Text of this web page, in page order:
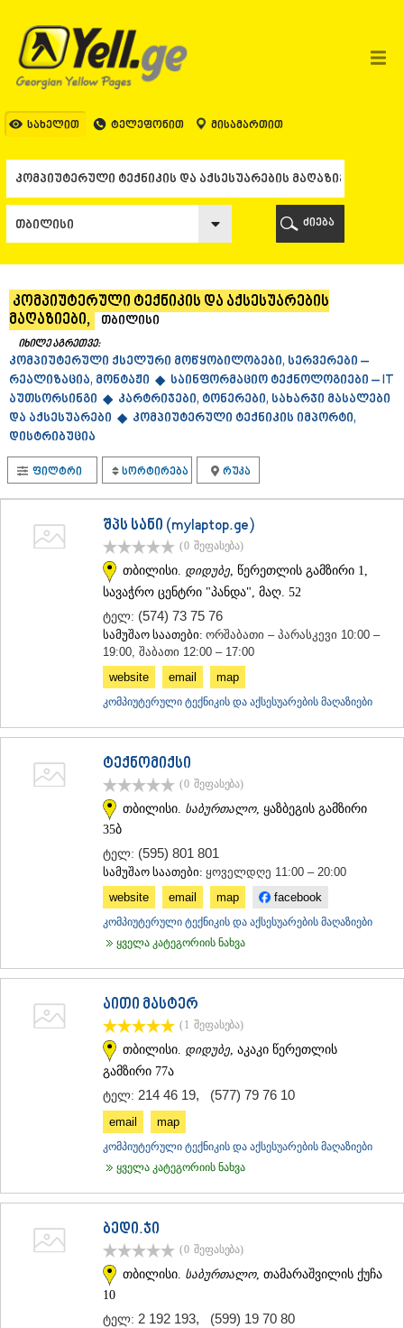
სახელით ტელეფონით მისამართით
ᲗᲑᲘᲚᲘᲡᲘ
ᲗᲑᲘᲚᲘᲡᲘ
ᲐᲤᲮᲐᲖᲔᲗᲘ
ᲒᲐᲚᲘ
ᲑᲐᲗᲣᲛᲘ
ᲥᲝᲑᲣᲚᲔᲗᲘ
ᲨᲣᲐᲮᲔᲕᲘ
ᲩᲐᲥᲕᲘ
ᲝᲖᲣᲠᲒᲔᲗᲘ
ᲩᲝᲮᲐᲢᲐᲣᲠᲘ
ᲣᲠᲔᲙᲘ
ᲘᲛᲔᲠᲔᲗᲘ
ᲑᲐᲦᲓᲐᲗᲘ
ᲕᲐᲜᲘ
ᲖᲔᲡᲢᲐᲤᲝᲜᲘ
ᲗᲔᲠᲯᲝᲚᲐ
ᲡᲐᲛᲢᲠᲔᲓᲘᲐ
ᲢᲧᲘᲑᲣᲚᲘ
ᲭᲘᲐᲗᲣᲠᲐ
ᲮᲐᲠᲐᲒᲐᲣᲚᲘ
ᲓᲔᲓᲝᲤᲚᲘᲡᲬᲧᲐᲠᲝ
ᲧᲕᲐᲠᲔᲚᲘ
ᲛᲪᲮᲔᲗᲐ–ᲛᲗᲘᲐᲜᲔᲗᲘ
ᲓᲣᲨᲔᲗᲘ
ᲠᲐᲭᲐ-ᲚᲔᲩᲮᲣᲛᲘ/ᲥᲕᲔᲛᲝ ᲡᲕᲐᲜᲔᲗᲘ
ᲪᲐᲒᲔᲠᲘ
ᲐᲑᲐᲨᲐ
ᲖᲣᲒᲓᲘᲓᲘ
ᲐᲓᲘᲒᲔᲜᲘ
ᲐᲡᲞᲘᲜᲫᲐ
ᲐᲮᲐᲚᲥᲐᲚᲐᲥᲘ
ᲜᲘᲜᲝᲬᲛᲘᲜᲓᲐ
ძიება
კომპიუტერული ტექნიკის და აქსესუარების
მაღაზიები,
თბილისი
იხილე აგრეთვე:
კომპიუტერული ქსელური მოწყობილობები, სერვერები –
რეალიზაცია, მონტაჟი ◆ საინფორმაციო ტექნოლოგიები – IT
აუთსორსინგი ◆ კარტრიჯები, ტონერები, სახარჯი მასალები
და აქსესუარები ◆ კომპიუტერული ტექნიკის იმპორტი,
დისტრიბუცია
ფილტრი სორტირება რუკა
შპს სანი (mylaptop.ge)
(0 შეფასება)
თბილისი. დიდუბე , წერეთლის გამზირი 1,
სავაჭრო ცენტრი "პანდა", მაღ. 52
ტელ: (574) 73 75 76
სამუშაო საათები: ორშაბათი – პარასკევი 10:00 –
19:00, შაბათი 12:00 – 17:00
website
email map
კომპიუტერული ტექნიკის და აქსესუარების მაღაზიები
ტექნომიქსი
(0 შეფასება)
თბილისი. საბურთალო, ყაზბეგის გამზირი
35ბ
ტელ: (595) 801 801
სამუშაო საათები: ყოველდღე 11:00 – 20:00
website
email map facebook
კომპიუტერული ტექნიკის და აქსესუარების მაღაზიები
ყველა კატეგორიის ნახვა
აითი მასტერ
(1 შეფასება)
თბილისი. დიდუბე , აკაკი წერეთლის
გამზირი 77ა
ტელ: 214 46 19, (577) 79 76 10
email map
კომპიუტერული ტექნიკის და აქსესუარების მაღაზიები
ყველა კატეგორიის ნახვა
ბედი.ჯი
(0 შეფასება)
თბილისი. საბურთალო, თამარაშვილის ქუჩა
10
ტელ: 2 192 193, (599) 19 70 80